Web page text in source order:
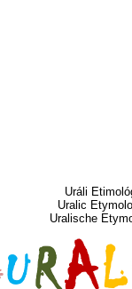
Uráli
Uralic
Uralische